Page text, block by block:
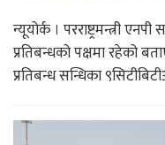
न्यूयोर्क । परराष्ट्रमन्त्री
प्रतिबन्धको पक्षमा रहेको
प्रतिबन्ध सन्धिका